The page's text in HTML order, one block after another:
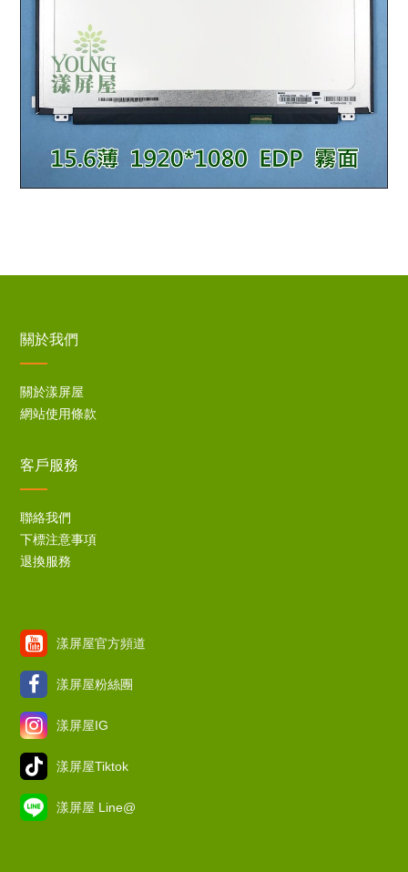
關於我們
關於漾屏屋
網站使用條款
客戶服務
聯絡我們
下標注意事項
退換服務
漾屏屋官方頻道
漾屏屋粉絲團
漾屏屋IG
漾屏屋Tiktok
漾屏屋 Line@